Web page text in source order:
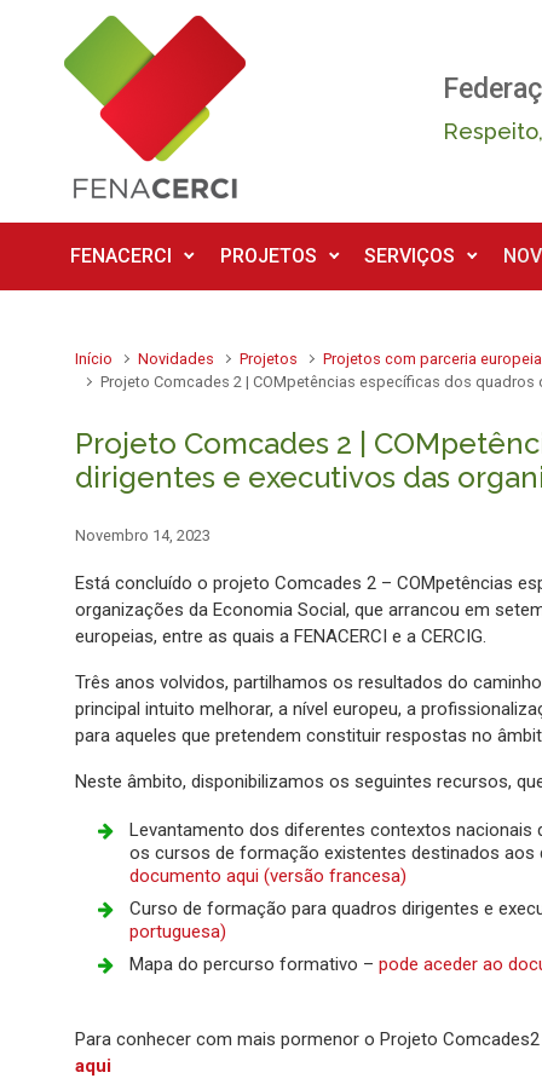
Skip to main content
FENACERCI PROJETOS SERVIÇOS
Início Novidades Projetos Projetos com parceria europeia
Projeto Comcades 2 | COMpetências específicas dos
Projeto Comcades 2 |
dirigentes e executivos das
Novembro 14, 2023
Está concluído o projeto Comcades 2 – COMpetências
organizações da Economia Social, que arrancou em
europeias, entre as quais a FENACERCI e a CERCIG.
Três anos volvidos, partilhamos os resultados do
principal intuito melhorar, a nível europeu, a
para aqueles que pretendem constituir respostas no
Neste âmbito, disponibilizamos os seguintes recursos,
Levantamento dos diferentes contextos nacionais
os cursos de formação existentes destinados aos
documento aqui (versão francesa)
Curso de formação para quadros dirigentes e
portuguesa)
Mapa do percurso formativo – pode aceder ao
Para conhecer com mais pormenor o Projeto
aqui